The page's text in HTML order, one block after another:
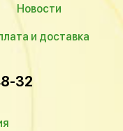
Новости
и доставка
32